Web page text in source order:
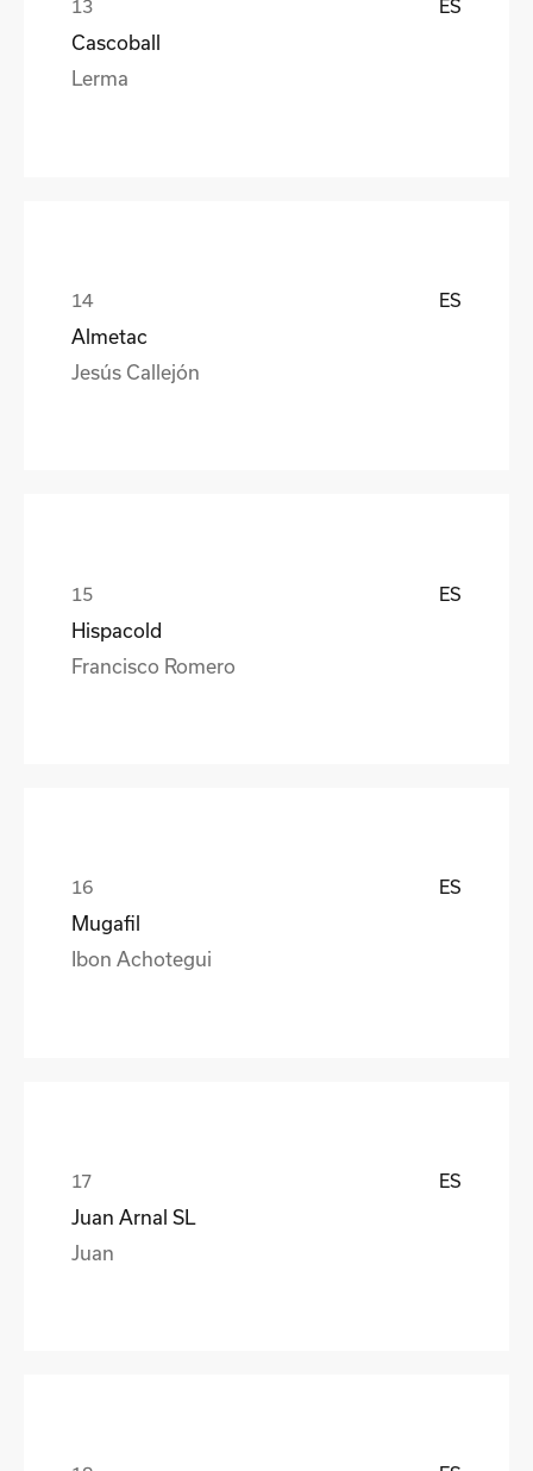
ES
Cascoball
Lerma
ES
Almetac
Jesús Callejón
ES
Hispacold
Francisco Romero
ES
Mugafil
Ibon Achotegui
ES
Juan Arnal SL
Juan